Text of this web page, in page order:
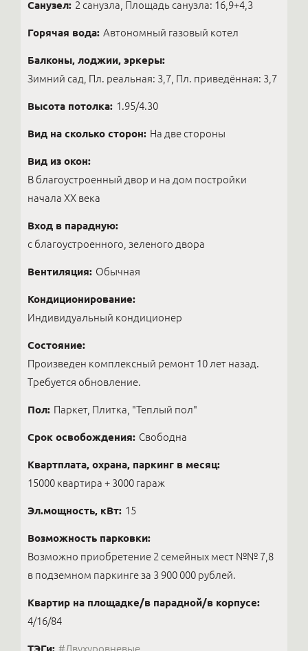
Санузел: 2 санузла, Площадь санузла: 16,9+4,3
Горячая вода: Автономный газовый котел
Балконы, лоджии, эркеры:
Зимний сад, Пл. реальная: 3,7, Пл. приведённая: 3,7
Высота потолка: 1.95/4.30
Вид на сколько сторон: На две стороны
Вид из окон:
В благоустроенный двор и на дом постройки
начала ХХ века
Вход в парадную:
с благоустроенного, зеленого двора
Вентиляция: Обычная
Кондиционирование:
Индивидуальный кондиционер
Состояние:
Произведен комплексный ремонт 10 лет назад.
Требуется обновление.
Пол: Паркет, Плитка, "Теплый пол"
Срок освобождения: Свободна
Квартплата, охрана, паркинг в месяц:
15000 квартира + 3000 гараж
Эл.мощность, кВт: 15
Возможность парковки:
Возможно приобретение 2 семейных мест №№ 7,8
в подземном паркинге за 3 900 000 рублей.
Квартир на площадке/в парадной/в корпусе:
4/16/84
ТЭГи: #Двухуровневые